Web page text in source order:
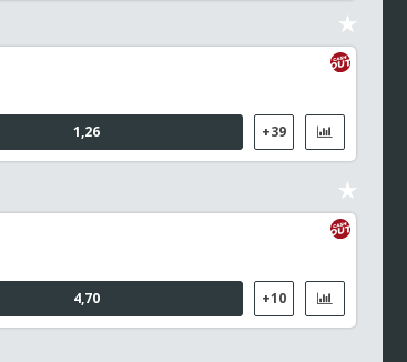
1,26 +39
4,70 +10